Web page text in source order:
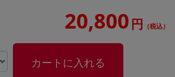
20,800 円 （税込）
カートに入れる